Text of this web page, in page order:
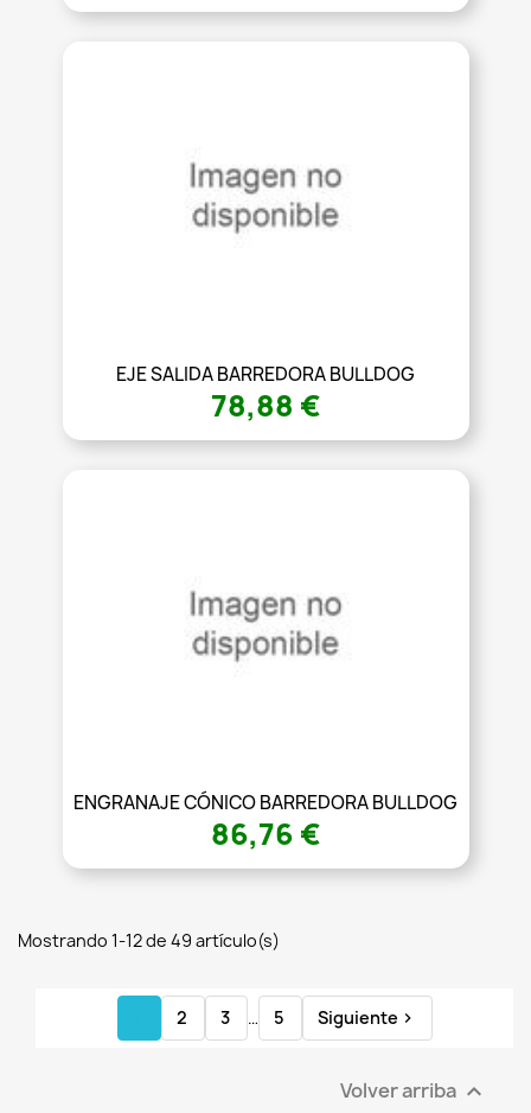
EJE SALIDA BARREDORA BULLDOG
78,88 €
ENGRANAJE CÓNICO BARREDORA BULLDOG
86,76 €
Mostrando 1-12 de 49 artículo(s)
2 3 … 5 Siguiente 
Volver arriba 